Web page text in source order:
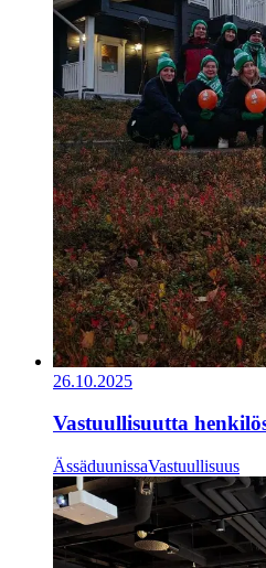
26.10.2025
Vastuullisuutta
ÄssäduunissaVastuullisuus